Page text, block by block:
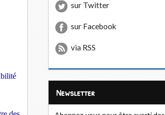
sur Twitter
sur Facebook
via RSS
Newsletter